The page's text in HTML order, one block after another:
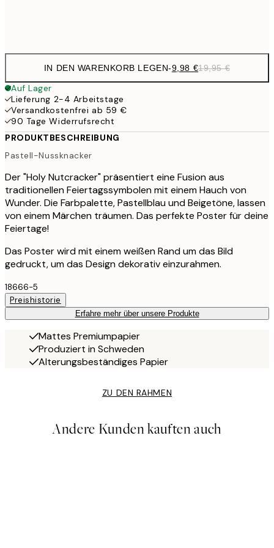
IN DEN WARENKORB LEGEN-9,98 €19,95 €
Auf Lager
Lieferung 2-4 Arbeitstage
Versandkostenfrei ab 59 €
90 Tage Widerrufsrecht
PRODUKTBESCHREIBUNG
Pastell-Nussknacker
Der "Holy Nutcracker" präsentiert eine Fusion aus
traditionellen Feiertagssymbolen mit einem Hauch von
Wunder. Die Farbpalette, Pastellblau und Beigetöne, lassen
von einem Märchen träumen. Das perfekte Poster für deine
Feiertage!
Das Poster wird mit einem weißen Rand um das Bild
gedruckt, um das Design dekorativ einzurahmen.
18666-5
Preishistorie
Erfahre mehr über unsere Produkte
Mattes Premiumpapier
Produziert in Schweden
Alterungsbeständiges Papier
ZU DEN RAHMEN
Andere Kunden kauften auch